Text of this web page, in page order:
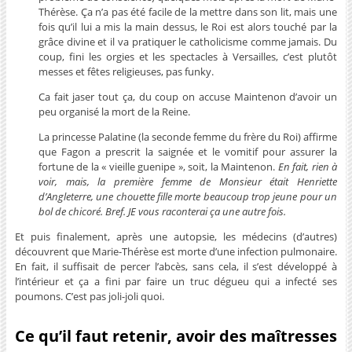
Thérèse. Ça n’a pas été facile de la mettre dans son lit, mais une
fois qu’il lui a mis la main dessus, le Roi est alors touché par la
grâce divine et il va pratiquer le catholicisme comme jamais. Du
coup, fini les orgies et les spectacles à Versailles, c’est plutôt
messes et fêtes religieuses, pas funky.
Ca fait jaser tout ça, du coup on accuse Maintenon d’avoir un
peu organisé la mort de la Reine.
La princesse Palatine (la seconde femme du frère du Roi) affirme
que Fagon a prescrit la saignée et le vomitif pour assurer la
fortune de la « vieille guenipe », soit, la Maintenon. En fait, rien à
voir, mais, la première femme de Monsieur était Henriette
d’Angleterre, une chouette fille morte beaucoup trop jeune pour un
bol de chicoré. Bref. JE vous raconterai ça une autre fois.
Et puis finalement, après une autopsie, les médecins (d’autres)
découvrent que Marie-Thérèse est morte d’une infection pulmonaire.
En fait, il suffisait de percer l’abcès, sans cela, il s’est développé à
l’intérieur et ça a fini par faire un truc dégueu qui a infecté ses
poumons. C’est pas joli-joli quoi.
Ce qu’il faut retenir, avoir des maîtresses